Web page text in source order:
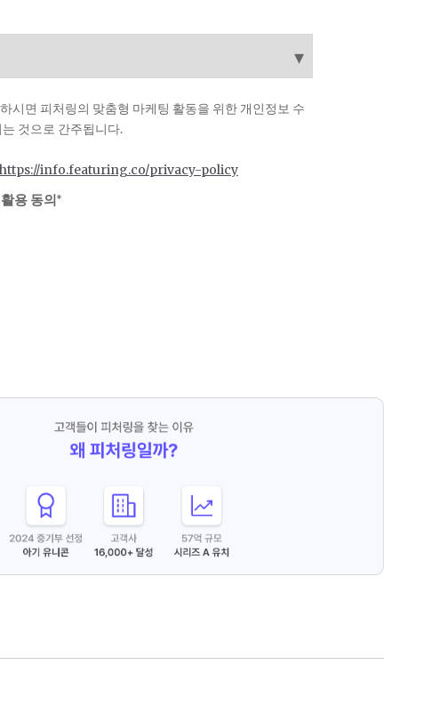
시면 피처링의 맞춤형 마케팅 활동을 위한 개인정보 수
것으로 간주됩니다.
https://info.featuring.co/privacy-policy
용 동의*